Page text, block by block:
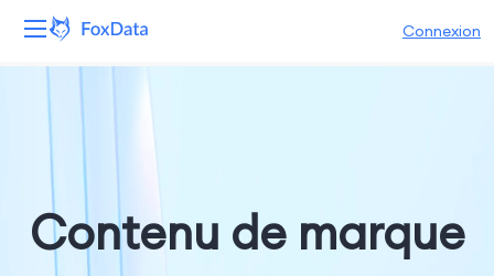
Connexion
Ressources
Contenu de marque